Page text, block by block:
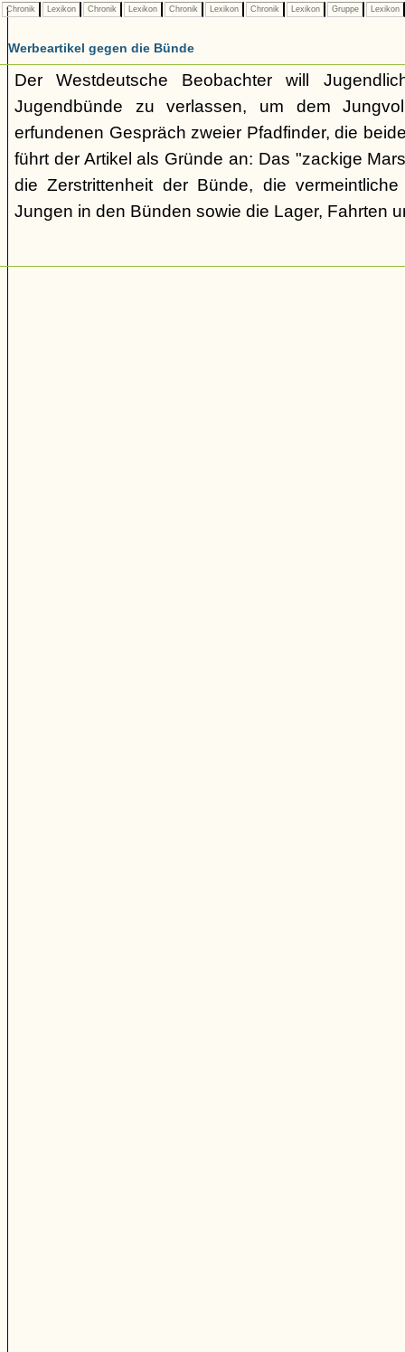
Chronik Lexikon Chronik Lexikon Chronik Lexikon Chronik Lexikon Gruppe Lexikon
Werbeartikel gegen die Bünde
Der Westdeutsche Beobachter will
Jugendbünde zu verlassen, um dem
erfundenen Gespräch zweier Pfadfinder, die
führt der Artikel als Gründe an: Das "zackige
die Zerstrittenheit der Bünde, die
Jungen in den Bünden sowie die Lager, Fahrten